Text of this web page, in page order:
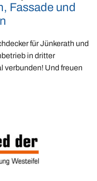
Fassade und
für Jünkerath und
in dritter
verbunden! Und freuen